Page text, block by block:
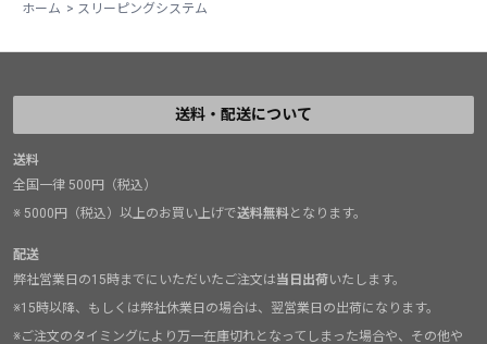
ホーム > スリーピングシステム
送料・配送について
送料
全国一律 500円（税込）
※ 5000円（税込）以上のお買い上げで送料無料となります。
配送
弊社営業日の15時までにいただいたご注文は当日出荷いたします。
※15時以降、もしくは弊社休業日の場合は、翌営業日の出荷になります。
※ご注文のタイミングにより万一在庫切れとなってしまった場合や、その他や